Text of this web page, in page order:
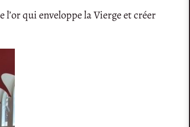
qui enveloppe la Vierge et créer